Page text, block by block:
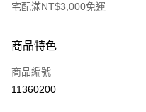
宅配滿NT$3,000免運
信用卡一次付款
信用卡分期付款
商品特色
商品編號
11360200